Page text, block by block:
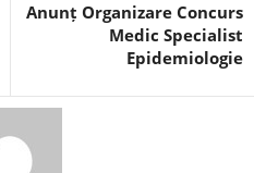
Anunț Organizare Concurs
Medic Specialist
Epidemiologie